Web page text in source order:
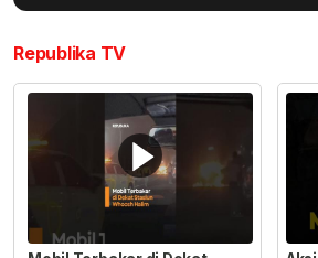
Republika TV